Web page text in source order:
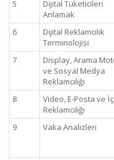
5
Dijital Tüketicileri
Anlamak
6
Dijital Reklamcılık
Terminolojisi
7
Display, Arama
ve Sosyal Medya
Reklamcılığı
8
Video, E-Posta ve
Reklamcılığı
9 Vaka Analizleri